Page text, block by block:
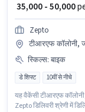
₹ 35,000 - 50,000
Zepto
टीआरएफ कॉलोनी,
स्किल्स: बाइक
डे शिफ्ट 10वीं से नीचे
यह वैकेंसी टीआरएफ
Zepto डिलिवरी श्रेणी में